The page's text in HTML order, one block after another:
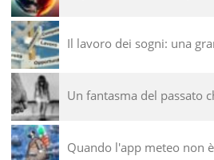
Il lavoro dei sogni: una
Un fantasma del passato
Quando l'app meteo non